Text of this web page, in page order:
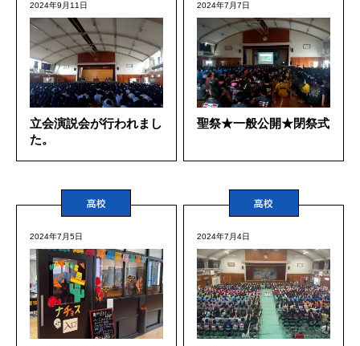
2024年9月11日
立会演説会が行われまし
た。
2024年7月7日
聖祭★一般公開★閉祭式
高校
2024年7月5日
高校
2024年7月4日